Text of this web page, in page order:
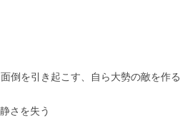
倒を引き起こす、自ら大勢の敵を作る
さを失う